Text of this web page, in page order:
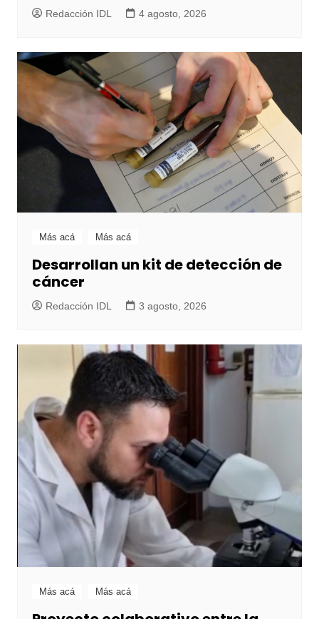
Redacción IDL 4 agosto, 2026
Más acá Más acá
Desarrollan un kit de detección de
cáncer
Redacción IDL 3 agosto, 2026
Más acá Más acá